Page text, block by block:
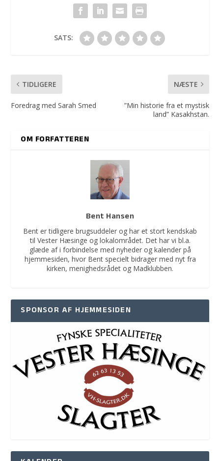
SATS:
TIDLIGERE
Foredrag med Sarah Smed
NÆSTE
”Min historie fra et mystisk
land” Kasakhstan.
OM FORFATTEREN
Bent Hansen
Bent er tidligere brugsuddeler og har et stort kendskab
til Vester Hæsinge og lokalområdet. Det har vi bl.a.
glæde af i forbindelse med nyheder og kalender på
hjemmesiden, hvor Bent specielt bidrager med nyt fra
kirken, menighedsrådet og Madklubben.
SPONSOR AF HJEMMESIDEN